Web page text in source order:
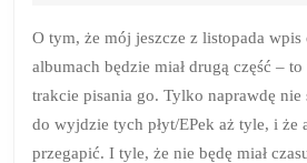
LAST
Christmas,
czyli
świąteczne
O tym, że mój jeszcze z listopada wpis o świątecznych
albumach będzie miał drugą część –
trakcie pisania go. Tylko naprawdę nie
do wyjdzie tych płyt/EPek aż tyle, i że
przegapić. I tyle, że nie będę miał